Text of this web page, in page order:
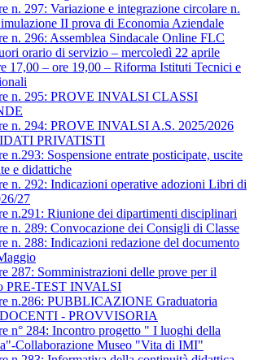
n. 297: Variazione e integrazione circolare n.
II prova di Economia Aziendale
n. 296: Assemblea Sindacale Online FLC
orario di servizio – mercoledì 22 aprile
17,00 – ore 19,00 – Riforma Istituti Tecnici e
n. 295: PROVE INVALSI CLASSI
n. 294: PROVE INVALSI A.S. 2025/2026
PRIVATISTI
n.293: Sospensione entrate posticipate, uscite
e didattiche
n. 292: Indicazioni operative adozioni Libri di
27
n.291: Riunione dei dipartimenti disciplinari
n. 289: Convocazione dei Consigli di Classe
n. 288: Indicazioni redazione del documento
287: Somministrazioni delle prove per il
PRE-TEST INVALSI
n.286: PUBBLICAZIONE Graduatoria
- PROVVISORIA
n° 284: Incontro progetto " I luoghi della
Collaborazione Museo "Vita di IMI"